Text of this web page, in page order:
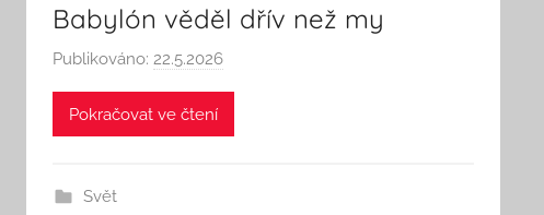
Babylón věděl dřív než my
Publikováno: 22.5.2026
u
Pokračovat ve čtení
Svět